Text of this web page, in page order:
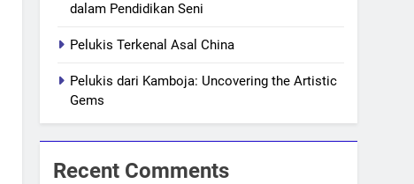
dalam Pendidikan Seni
Pelukis Terkenal Asal China
Pelukis dari Kamboja: Uncovering the Artistic
Gems
Recent Comments